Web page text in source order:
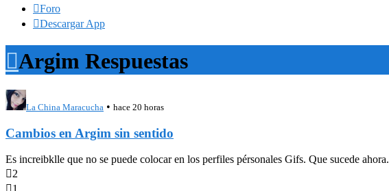
Foro
Descargar App
Argim Respuestas
La China Maracucha • hace 20 horas
Cambios en Argim sin sentido
Es increibklle que no se puede colocar en los perfiles pérsonales Gifs. Que sucede ahora.
2